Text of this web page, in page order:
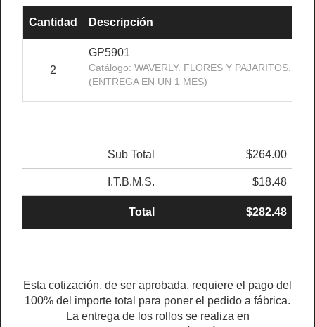
Cantidad Descripción
2
GP5901
Catálogo: WAVERLY. FLORES Y PAJARITOS.
(ENTREGA EN UN 1 MES)
Sub Total $264.00
I.T.B.M.S. $18.48
Total $282.48
Esta cotización, de ser aprobada, requiere el pago del
100% del importe total para poner el pedido a fábrica.
La entrega de los rollos se realiza en